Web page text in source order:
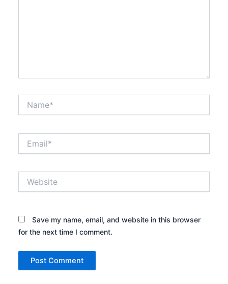
Save my name, email, and website in this browser
for the next time I comment.